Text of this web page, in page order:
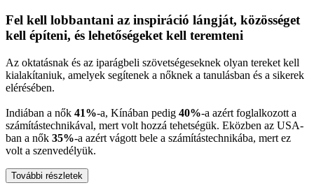
Fel kell lobbantani az inspiráció lángját, közösséget
kell építeni, és lehetőségeket kell teremteni
Az oktatásnak és az iparágbeli szövetségeseknek olyan tereket kell
kialakítaniuk, amelyek segítenek a nőknek a tanulásban és a sikerek
elérésében.
Indiában a nők 41%-a, Kínában pedig 40%-a azért foglalkozott a
számítástechnikával, mert volt hozzá tehetségük. Eközben az USA-
ban a nők 35%-a azért vágott bele a számítástechnikába, mert ez
volt a szenvedélyük.
További részletek